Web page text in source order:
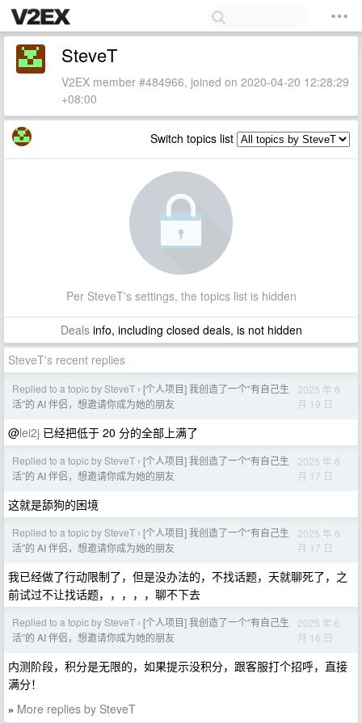
SteveT
V2EX member #484966, joined on 2020-04-20 12:28:29
+08:00
Switch topics list
Per SteveT's settings, the topics list is hidden
Dealsinfo, including closed deals, is not hidden
SteveT's recent replies
Replied to a topic by SteveT › [个人项目] 我创造了一个“有自己生
活”的 AI 伴侣，想邀请你成为她的朋友
2025 年 6
月 19 日
@lei2j 已经把低于 20 分的全部上满了
Replied to a topic by SteveT › [个人项目] 我创造了一个“有自己生
活”的 AI 伴侣，想邀请你成为她的朋友
2025 年 6
月 17 日
这就是舔狗的困境
Replied to a topic by SteveT › [个人项目] 我创造了一个“有自己生
活”的 AI 伴侣，想邀请你成为她的朋友
2025 年 6
月 17 日
我已经做了行动限制了，但是没办法的，不找话题，天就聊死了，之
前试过不让找话题，，，，，聊不下去
Replied to a topic by SteveT › [个人项目] 我创造了一个“有自己生
活”的 AI 伴侣，想邀请你成为她的朋友
2025 年 6
月 16 日
内测阶段，积分是无限的，如果提示没积分，跟客服打个招呼，直接
满分！
» More replies by SteveT